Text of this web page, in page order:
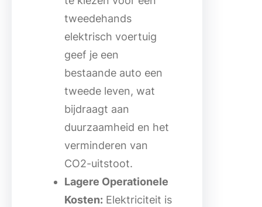
tweedehands
elektrisch voertuig
geef je een
bestaande auto een
tweede leven, wat
bijdraagt aan
duurzaamheid en het
verminderen van
CO2-uitstoot.
Lagere Operationele
Kosten: Elektriciteit is